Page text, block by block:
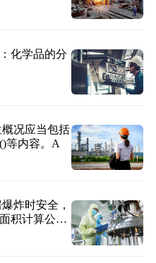
化学品的分
况应当包括
等内容。A
炸时安全，
积计算公式